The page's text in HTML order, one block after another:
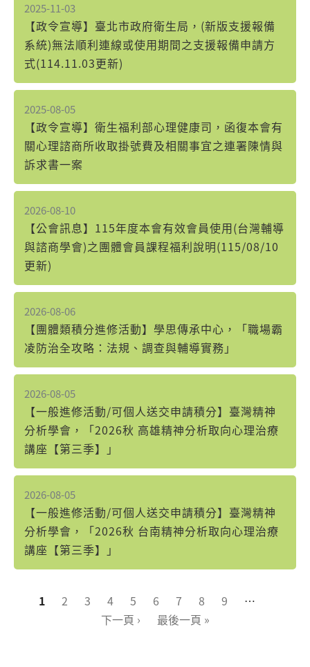
2025-11-03
【政令宣導】臺北市政府衛生局，(新版支援報備
系統)無法順利連線或使用期間之支援報備申請方
式(114.11.03更新)
2025-08-05
【政令宣導】衛生福利部心理健康司，函復本會有
關心理諮商所收取掛號費及相關事宜之連署陳情與
訴求書一案
2026-08-10
【公會訊息】115年度本會有效會員使用(台灣輔導
與諮商學會)之團體會員課程福利說明(115/08/10
更新)
2026-08-06
【團體類積分進修活動】學思傳承中心，「職場霸
凌防治全攻略：法規、調查與輔導實務」
2026-08-05
【一般進修活動/可個人送交申請積分】臺灣精神
分析學會，「2026秋 高雄精神分析取向心理治療
講座【第三季】」
2026-08-05
【一般進修活動/可個人送交申請積分】臺灣精神
分析學會，「2026秋 台南精神分析取向心理治療
講座【第三季】」
頁面
1 2 3 4 5 6 7 8 9
…
下一頁 ›
最後一頁 »